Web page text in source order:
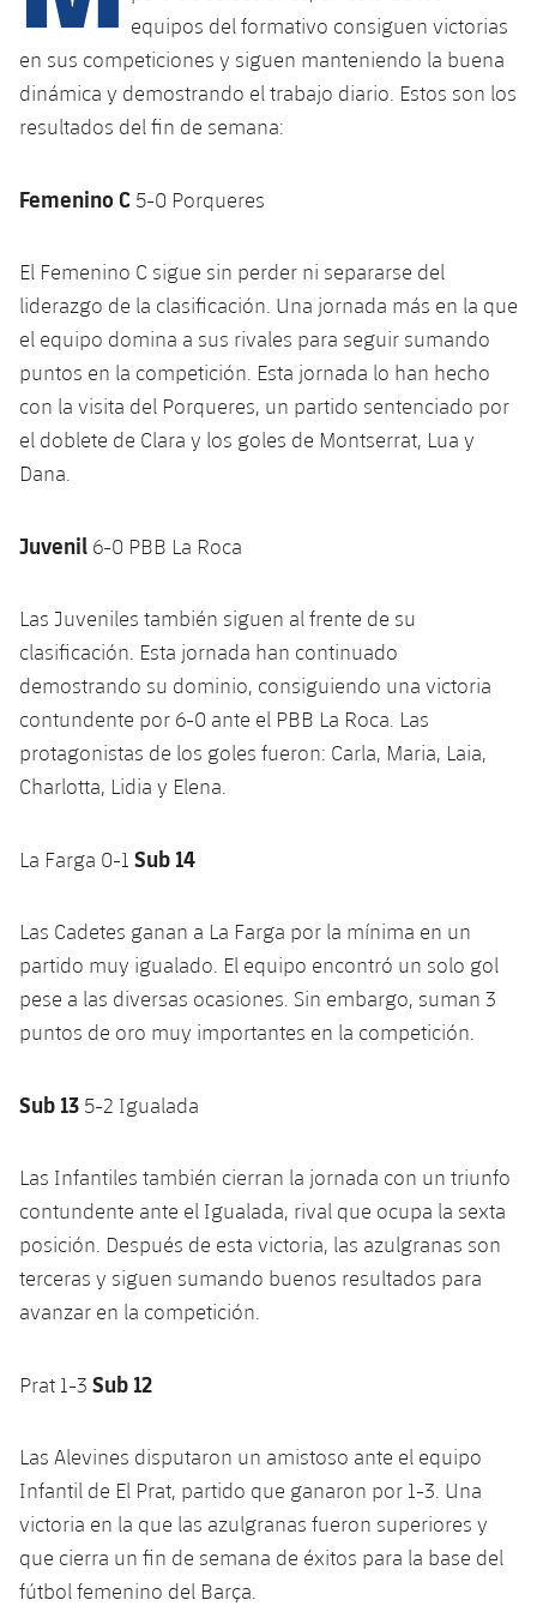
plusicon
más
Instalaciones
Spotify Camp Nou
Palau Blaugrana
Estadi Johan Cruyff
Barça Cafe
Servicios Médicos
Accesibilidad
Acreditaciones
Instalaciones
SUB12
SUB10 A
SUB10 B
SUB9 A
SUB13 B
SUB12 C
Entradas
Gameday Shows
Jugadores
Fotos
Barça Atlètic
Junior
Cadete A
Infantil A
Infantil B
Mini
Campus Verano
PLUSICON
MÁS
Primer Equipo
Actualidad
Calendario
Entradas
Resultados
Clasificaciones
Fotos
Historia
Palmarés
Barça Atlètic
plusicon
más
Actualidad
Calendario
Resultados
Clasificaciones
Base
plusicon
más
Actualidad
Juvenil
Cadete A
Infantil B
PLUSICON
MÁS
Primer equipo
plusicon
más
Resultados
Jugadors
Historia
Resultados
Jugadores
Clasificaciones
Base
plusicon
más
Juvenil
Cadete
Infantil
PLUSICON
MÁS
Primer equipo
plusicon
más
Actualidad
Calendario
Resultados
Clasificaciones
Historia
Palmarés
Barça Atlètic
plusicon
más
Actualidad
Resultados
Jugadores
Clasificaciones
Base
plusicon
más
Actualidad
Barça C
Junior
Juvenil
Alevín
Campus Verano
PLUSICON
MÁS
Información general
Noticias
Atletismo
Actualidad
Masculino
Femenino
Baloncesto en silla de ruedas
plusicon
más
Actualidad
Jugadores
Clasificaciones
Hockey sobre hielo
plusicon
más
Actualidad
Jugadores
Resultados
Clasificaciones
Hockey hierba
plusicon
más
Noticias
Hockey Hierba Femenino
Patinaje artístico
plusicon
más
Actualidad
Agenda
Escuela de Patinaje
Rugby
plusicon
más
Voleibol
plusicon
más
equipos del formativo consiguen victorias
en sus competiciones y siguen manteniendo la buena
dinámica y demostrando el trabajo diario. Estos son los
resultados del fin de semana:
Femenino C 5-0 Porqueres
El Femenino C sigue sin perder ni separarse del
liderazgo de la clasificación. Una jornada más en la que
el equipo domina a sus rivales para seguir sumando
puntos en la competición. Esta jornada lo han hecho
con la visita del Porqueres, un partido sentenciado por
el doblete de Clara y los goles de Montserrat, Lua y
Dana.
Juvenil 6-0 PBB La Roca
Las Juveniles también siguen al frente de su
clasificación. Esta jornada han continuado
demostrando su dominio, consiguiendo una victoria
contundente por 6-0 ante el PBB La Roca. Las
protagonistas de los goles fueron: Carla, Maria, Laia,
Charlotta, Lidia y Elena.
La Farga 0-1 Sub 14
Las Cadetes ganan a La Farga por la mínima en un
partido muy igualado. El equipo encontró un solo gol
pese a las diversas ocasiones. Sin embargo, suman 3
puntos de oro muy importantes en la competición.
Sub 13 5-2 Igualada
Las Infantiles también cierran la jornada con un triunfo
contundente ante el Igualada, rival que ocupa la sexta
posición. Después de esta victoria, las azulgranas son
terceras y siguen sumando buenos resultados para
avanzar en la competición.
Prat 1-3 Sub 12
Las Alevines disputaron un amistoso ante el equipo
Infantil de El Prat, partido que ganaron por 1-3. Una
victoria en la que las azulgranas fueron superiores y
que cierra un fin de semana de éxitos para la base del
fútbol femenino del Barça.